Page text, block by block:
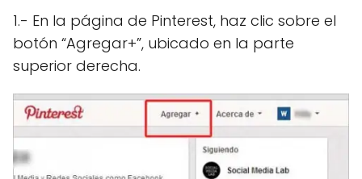
1.- En la página de Pinterest, haz clic sobre el
botón “Agregar+”, ubicado en la parte
superior derecha.